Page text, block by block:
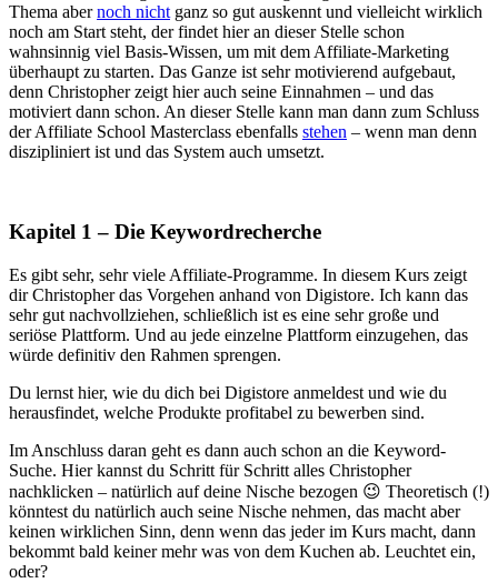
Thema abernoch nicht ganz so gut auskennt und vielleicht wirklich
noch am Start steht, der findet hier an dieser Stelle schon
wahnsinnig viel Basis-Wissen, um mit dem Affiliate-Marketing
überhaupt zu starten. Das Ganze ist sehr motivierend aufgebaut,
denn Christopher zeigt hier auch seine Einnahmen – und das
motiviert dann schon. An dieser Stelle kann man dann zum Schluss
der Affiliate School Masterclass ebenfalls stehen – wenn man denn
diszipliniert ist und das System auch umsetzt.
Kapitel 1 – Die Keywordrecherche
Es gibt sehr, sehr viele Affiliate-Programme. In diesem Kurs zeigt
dir Christopher das Vorgehen anhand von Digistore. Ich kann das
sehr gut nachvollziehen, schließlich ist es eine sehr große und
seriöse Plattform. Und au jede einzelne Plattform einzugehen, das
würde definitiv den Rahmen sprengen.
Du lernst hier, wie du dich bei Digistore anmeldest und wie du
herausfindet, welche Produkte profitabel zu bewerben sind.
Im Anschluss daran geht es dann auch schon an die Keyword-
Suche. Hier kannst du Schritt für Schritt alles Christopher
nachklicken – natürlich auf deine Nische bezogen 😉 Theoretisch (!)
könntest du natürlich auch seine Nische nehmen, das macht aber
keinen wirklichen Sinn, denn wenn das jeder im Kurs macht, dann
bekommt bald keiner mehr was von dem Kuchen ab. Leuchtet ein,
oder?